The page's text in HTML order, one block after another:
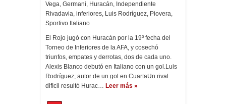
Vega, Germani, Huracán, Independiente
Rivadavia, inferiores, Luis Rodríguez, Piovera,
Sportivo Italiano
El Rojo jugó con Huracán por la 19º fecha del
Torneo de Inferiores de la AFA, y cosechó
triunfos, empates y derrotas, dos de cada uno.
Alexis Blanco debutó en Italiano con un gol.Luis
Rodríguez, autor de un gol en CuartaUn rival
difícil resultó Hurac… Leer más »